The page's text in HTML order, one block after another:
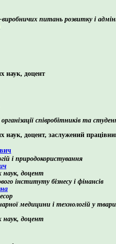
питань розвитку і
наук, доцент
організації співробітників та
наук, доцент, заслужений
і природокористування
наук, доцент
інституту бізнесу і фінансів
медицини і технологій у
наук, доцент